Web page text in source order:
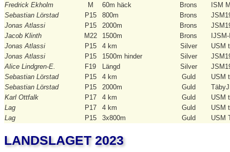
Fredrick Ekholm
M 60m häck Brons
ISM
Sebastian Lörstad
P15 800m Brons
Jonas Atlassi
P15 2000m Brons
Jacob Klinth
M22 1500m Brons
Jonas Atlassi
P15 4 km Silver
USM
Jonas Atlassi
P15 1500m hinder Silver
Alice Lindgren-E.
F19 Längd Silver
Sebastian Lörstad
P15 4 km Guld
USM
Sebastian Lörstad
P15 2000m Guld
Karl Ottfalk
P17 4 km Guld
USM
Lag
P17 4 km Guld
USM
Lag
P15 3x800m Guld USM
LANDSLAGET 2023